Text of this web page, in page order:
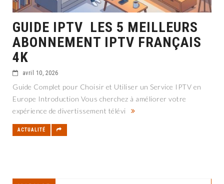
GUIDE IPTV LES 5 MEILLEURS
ABONNEMENT IPTV FRANÇAIS
4K
avril 10, 2026
Guide Complet pour Choisir et Utiliser un Service IPTV en
Europe Introduction Vous cherchez à améliorer votre
expérience de divertissement télévi
ACTUALITÉ